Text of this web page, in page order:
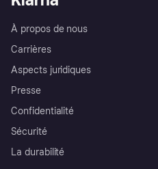
À propos de nous
Carrières
Aspects juridiques
Presse
Confidentialité
Sécurité
La durabilité